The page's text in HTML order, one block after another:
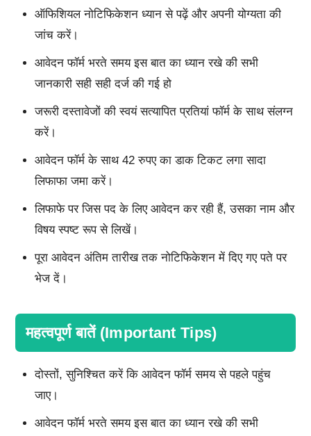
ऑफिशियल नोटिफिकेशन ध्यान से पढ़ें और अपनी योग्यता की
जांच करें।
आवेदन फॉर्म भरते समय इस बात का ध्यान रखे की सभी
जानकारी सही सही दर्ज की गई हो
जरूरी दस्तावेजों की स्वयं सत्यापित प्रतियां फॉर्म के साथ संलग्न
करें।
आवेदन फॉर्म के साथ 42 रुपए का डाक टिकट लगा सादा
लिफाफा जमा करें।
लिफाफे पर जिस पद के लिए आवेदन कर रही हैं, उसका नाम और
विषय स्पष्ट रूप से लिखें।
पूरा आवेदन अंतिम तारीख तक नोटिफिकेशन में दिए गए पते पर
भेज दें।
महत्वपूर्ण बातें (Important Tips)
दोस्तों, सुनिश्चित करें कि आवेदन फॉर्म समय से पहले पहुंच
जाए।
आवेदन फॉर्म भरते समय इस बात का ध्यान रखे की सभी